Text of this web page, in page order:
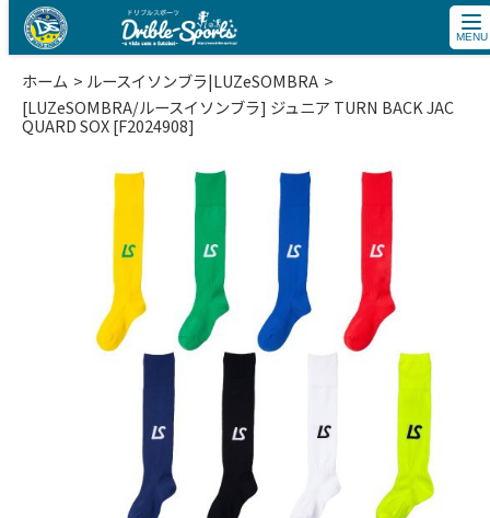
ホーム
ルースイソンブラ|LUZeSOMBRA
[LUZeSOMBRA/ルースイソンブラ] ジュニア TURN BACK JAC
QUARD SOX [F2024908]